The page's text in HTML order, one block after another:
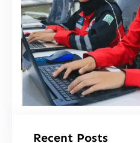
Recent Posts